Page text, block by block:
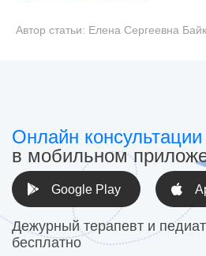
Автор статьи: Елена Сергеевна
Онлайн
в мобильном
Google Play
Дежурный терапевт и
бесплатно